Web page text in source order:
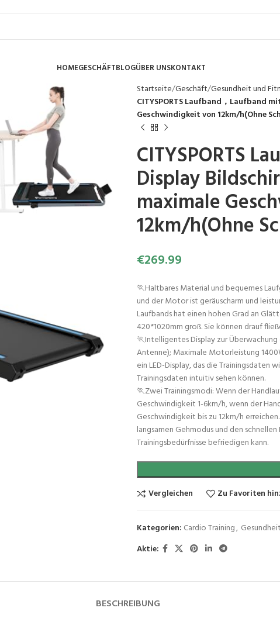
HOMEGESCHÄFTBLOGÜBER UNSKONTAKT
Startseite Geschäft Gesundheit und
CITYSPORTS Laufband，Laufband
Geschwindigkeit von 12km/h(Ohne
CITYSPORTS
Display
maximale
12km/h(Ohne
€269.99
🏃Haltbares Material und bequemes
und der Motor ist geräuscharm und
Laufbands hat einen hohen Grad an
420*1020mm groß. Sie können drauf
🏃Intelligentes Display zur
Antenne); Maximale Motorleistung
ein LED-Display, das die
Trainingsdaten intuitiv sehen können.
🏃Zwei Trainingsmodi: Wenn der
Geschwindigkeit 1-6km/h, wenn der
Geschwindigkeit bis zu 12km/h
langsamen Gehmodus und den
Trainingsbedürfnisse befriedigen kann.
Vergleichen
Zu Favoriten
Kategorien: Cardio Training,
Aktie:
BESCHREIBUNG